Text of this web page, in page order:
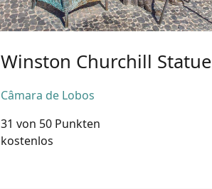
Winston Churchill Statue
Câmara de Lobos
31 von 50 Punkten
kostenlos